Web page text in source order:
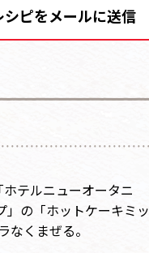
シピをメールに送信
テルニューオータニ
」の「ホットケーキミッ
なくまぜる。